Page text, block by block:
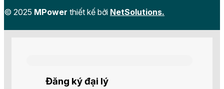
© 2025 MPower thiết kế bởi NetSolutions.
Đăng ký đại lý